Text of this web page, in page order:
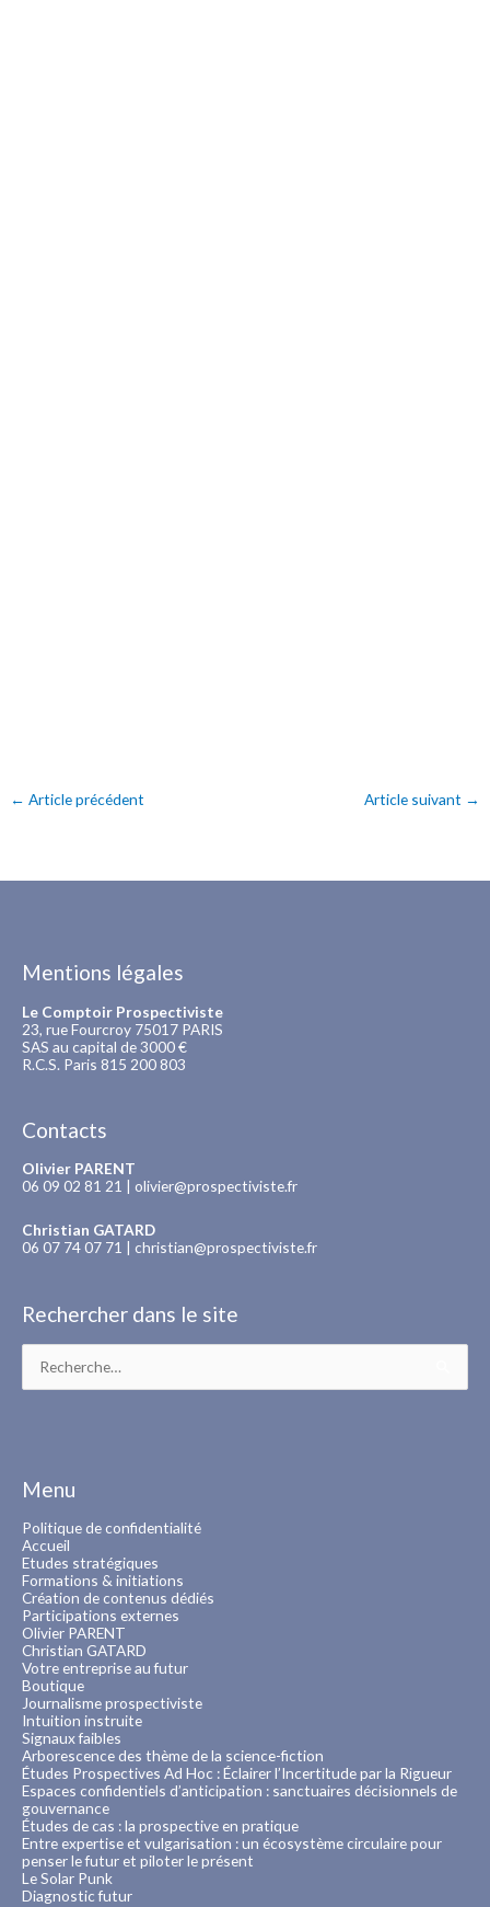
← Article précédent Article suivant →
Mentions légales
Le Comptoir Prospectiviste
23, rue Fourcroy 75017 PARIS
SAS au capital de 3000 €
R.C.S. Paris 815 200 803
Contacts
Olivier PARENT
06 09 02 81 21 | olivier@prospectiviste.fr
Christian GATARD
06 07 74 07 71 | christian@prospectiviste.fr
Rechercher dans le site
Rechercher :
Menu
Politique de confidentialité
Accueil
Etudes stratégiques
Formations & initiations
Création de contenus dédiés
Participations externes
Olivier PARENT
Christian GATARD
Votre entreprise au futur
Boutique
Journalisme prospectiviste
Intuition instruite
Signaux faibles
Arborescence des thème de la science-fiction
Études Prospectives Ad Hoc : Éclairer l’Incertitude par la Rigueur
Espaces confidentiels d’anticipation : sanctuaires décisionnels de
gouvernance
Études de cas : la prospective en pratique
Entre expertise et vulgarisation : un écosystème circulaire pour
penser le futur et piloter le présent
Le Solar Punk
Diagnostic futur